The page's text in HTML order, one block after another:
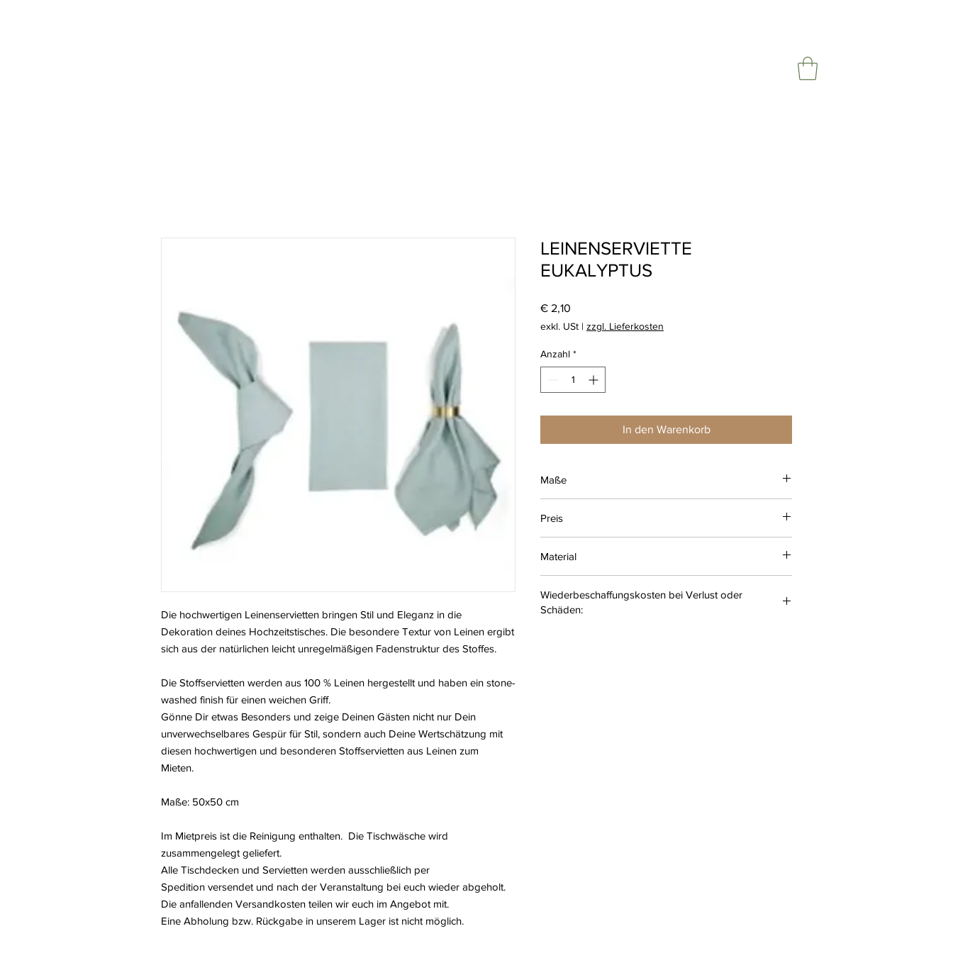
Die hochwertigen Leinenservietten bringen Stil und Eleganz in die
Dekoration deines Hochzeitstisches. Die besondere Textur von Leinen ergibt
sich aus der natürlichen leicht unregelmäßigen Fadenstruktur des Stoffes.
Die Stoffservietten werden aus 100 % Leinen hergestellt und haben ein stone-
washed finish für einen weichen Griff.
Gönne Dir etwas Besonders und zeige Deinen Gästen nicht nur Dein
unverwechselbares Gespür für Stil, sondern auch Deine Wertschätzung mit
diesen hochwertigen und besonderen Stoffservietten aus Leinen zum
Mieten.
Maße: 50x50 cm
Im Mietpreis ist die Reinigung enthalten. Die Tischwäsche wird
zusammengelegt geliefert.
Alle Tischdecken und Servietten werden ausschließlich per
Spedition versendet und nach der Veranstaltung bei euch wieder abgeholt.
Die anfallenden Versandkosten teilen wir euch im Angebot mit.
Eine Abholung bzw. Rückgabe in unserem Lager ist nicht möglich.
LEINENSERVIETTE
EUKALYPTUS
€ 2,10
exkl. USt | zzgl. Lieferkosten
Anzahl *
In den Warenkorb
Maße
Preis
Material
Wiederbeschaffungskosten bei Verlust oder
Schäden: